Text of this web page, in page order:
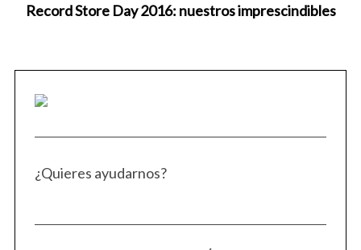
Record Store Day 2016: nuestros imprescindibles
¿Quieres ayudarnos?
a
o
: